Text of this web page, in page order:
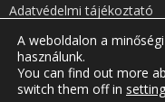
Adatvédelmi tájékoztató
Önkormányzati
A weboldalon a
használunk.
You can find out more
switch them off in